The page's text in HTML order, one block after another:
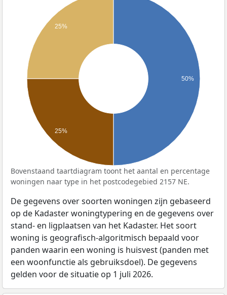
25%
25%
50%
Bovenstaand taartdiagram toont het aantal en percentage
woningen naar type in het postcodegebied 2157 NE.
De gegevens over soorten woningen zijn gebaseerd
op de Kadaster woningtypering en de gegevens over
stand- en ligplaatsen van het Kadaster. Het soort
woning is geografisch-algoritmisch bepaald voor
panden waarin een woning is huisvest (panden met
een woonfunctie als gebruiksdoel). De gegevens
gelden voor de situatie op 1 juli 2026.